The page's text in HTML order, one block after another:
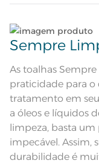
Composição
Tamanho
Cor
Cor Comercial
Itens Inclusos
Lave tipos de
Não lave cores
ciclo;
No caso de
condimentos ou
imediatamente
em água sem
para dentro, e
Sempre
As toalhas
praticidade para o
tratamento em
a óleos e líquidos
limpeza, basta
impecável. Assim,
durabilidade é